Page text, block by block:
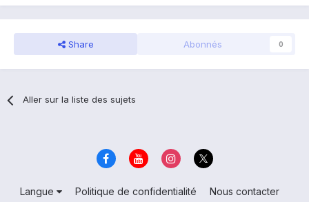
Share Abonnés 0
Aller sur la liste des sujets
Langue Politique de confidentialité
Nous contacter